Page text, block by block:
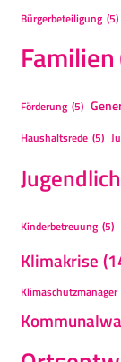
Bürgerbeteiligung (5)
Familien
Förderung (5)
Haushaltsrede (5)
Kinderbetreuung (5)
Klimakrise
Klimaschutzmanager